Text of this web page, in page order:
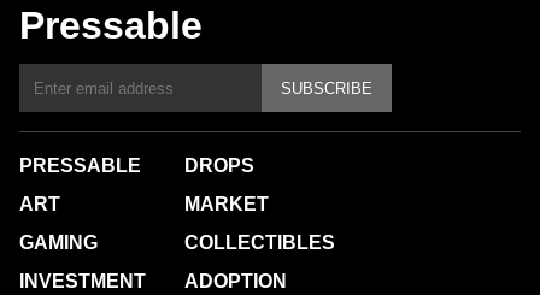
Pressable
SUBSCRIBE
PRESSABLE
ART
GAMING
INVESTMENT
DROPS
MARKET
COLLECTIBLES
ADOPTION